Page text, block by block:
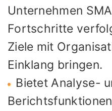
Unternehmen
Fortschritte
Ziele mit
Einklang bringen.
Bietet Analyse-